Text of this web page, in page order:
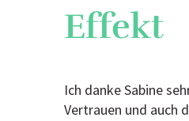
Effekt
Ich danke Sabine
Vertrauen und auch